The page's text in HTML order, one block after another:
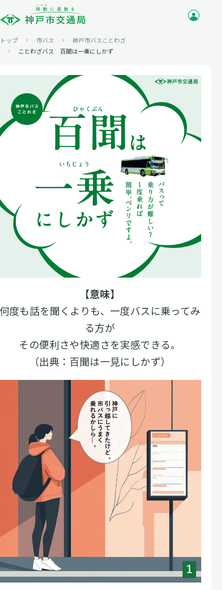
トップ 市バス
神戸市バスことわざ
ことわざバス 百聞は一乗にしかず
【意味】
度も話を聞くよりも、一度バスに乗ってみ
る方が
その便利さや快適さを実感できる。
（出典：百聞は一見にしかず）